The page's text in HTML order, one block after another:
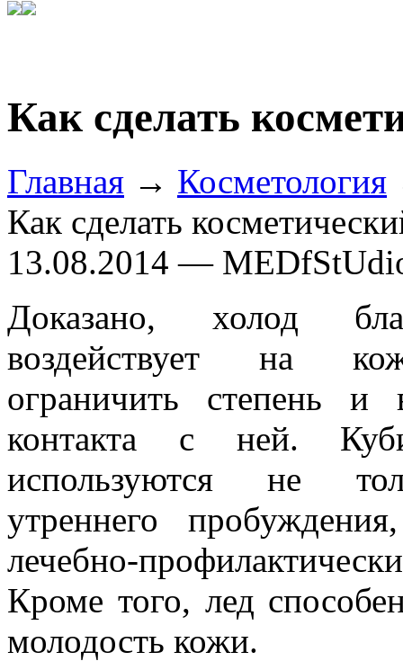
Как сделать
Главная → Косметология
Как сделать
13.08.2014 —
Доказано, холод
воздействует на
ограничить степень и
контакта с ней.
используются не
утреннего
лечебно-
Кроме того, лед
молодость кожи.